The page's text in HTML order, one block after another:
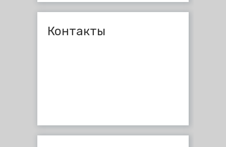
Контакты